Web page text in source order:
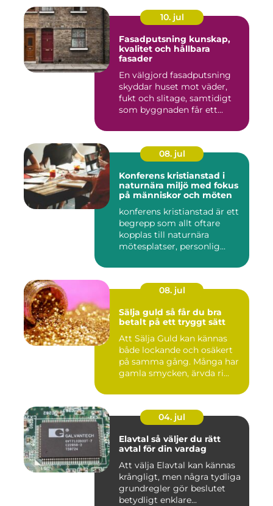
10. jul
Fasadputsning kunskap,
kvalitet och hållbara
fasader
En välgjord fasadputsning
skyddar huset mot väder,
fukt och slitage, samtidigt
som byggnaden får ett...
08. jul
Konferens kristianstad i
naturnära miljö med fokus
på människor och möten
konferens kristianstad är ett
begrepp som allt oftare
kopplas till naturnära
mötesplatser, personlig...
08. jul
Sälja guld så får du bra
betalt på ett tryggt sätt
Att Sälja Guld kan kännas
både lockande och osäkert
på samma gång. Många har
gamla smycken, ärvda ri...
04. jul
Elavtal så väljer du rätt
avtal för din vardag
Att välja Elavtal kan kännas
krångligt, men några tydliga
grundregler gör beslutet
betydligt enklare...